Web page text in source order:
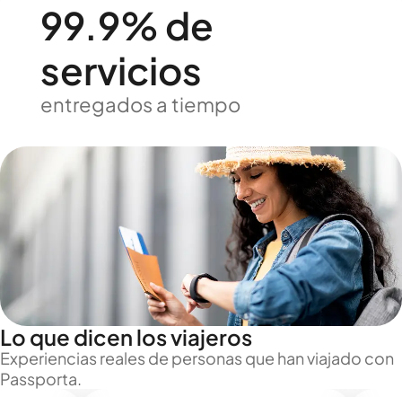
99.9% de
servicios
entregados a tiempo
Lo que dicen los viajeros
Experiencias reales de personas que han viajado con
Passporta.